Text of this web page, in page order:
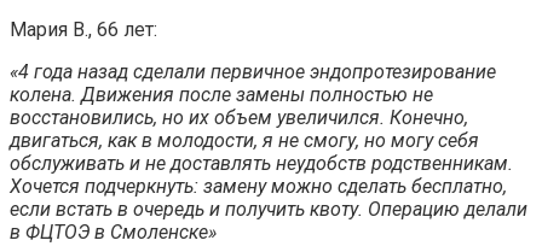
Мария В., 66 лет:
«4 года назад сделали первичное эндопротезирование
колена. Движения после замены полностью не
восстановились, но их объем увеличился. Конечно,
двигаться, как в молодости, я не смогу, но могу себя
обслуживать и не доставлять неудобств родственникам.
Хочется подчеркнуть: замену можно сделать бесплатно,
если встать в очередь и получить квоту. Операцию делали
в ФЦТОЭ в Смоленске»